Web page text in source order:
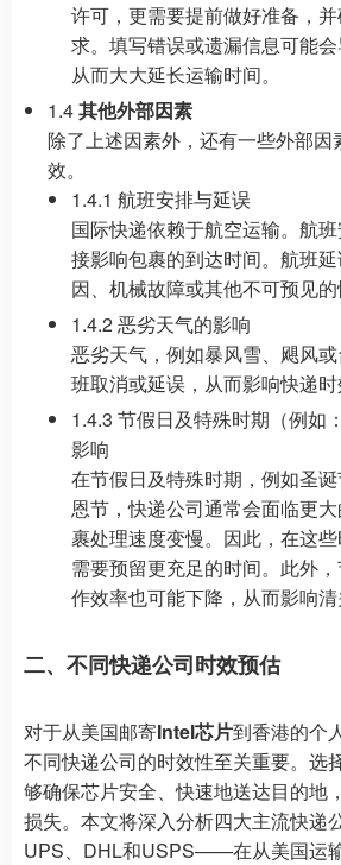
许可，更需要提前做好准备，
求。填写错误或遗漏信息可能会
从而大大延长运输时间。
1.4其他外部因素
除了上述因素外，还有一些外部
效。
1.4.1 航班安排与延误
国际快递依赖于航空运输。航
接影响包裹的到达时间。航班
因、机械故障或其他不可预见的
1.4.2 恶劣天气的影响
恶劣天气，例如暴风雪、飓风
班取消或延误，从而影响快递时
1.4.3 节假日及特殊时期（例如
影响
在节假日及特殊时期，例如圣
恩节，快递公司通常会面临更
裹处理速度变慢。因此，在这
需要预留更充足的时间。此外
作效率也可能下降，从而影响清
二、不同快递公司时效预估
对于从美国邮寄Intel芯片到香港的个
不同快递公司的时效性至关重要。选
够确保芯片安全、快速地送达目的地
损失。本文将深入分析四大主流快递
UPS、DHL和USPS——在从美国运